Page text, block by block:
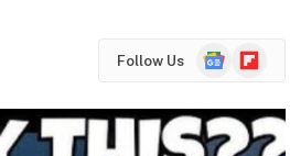
Follow Us
GoogleFlipboard